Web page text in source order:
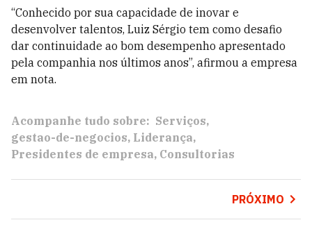
“Conhecido por sua capacidade de inovar e
desenvolver talentos, Luiz Sérgio tem como desafio
dar continuidade ao bom desempenho apresentado
pela companhia nos últimos anos”, afirmou a empresa
em nota.
Acompanhe tudo sobre: Serviços
gestao-de-negocios Liderança
Presidentes de empresa Consultorias
PRÓXIMO